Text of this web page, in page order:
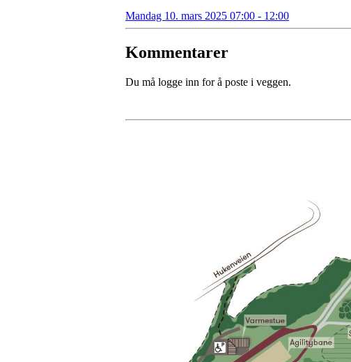
Mandag 10. mars 2025 07:00 - 12:00
Kommentarer
Du må logge inn for å poste i veggen.